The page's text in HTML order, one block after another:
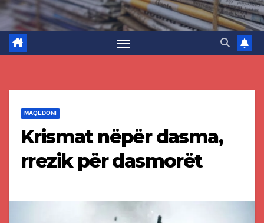
MAQEDONI
Krismat nëpër dasma,
rrezik për dasmorët